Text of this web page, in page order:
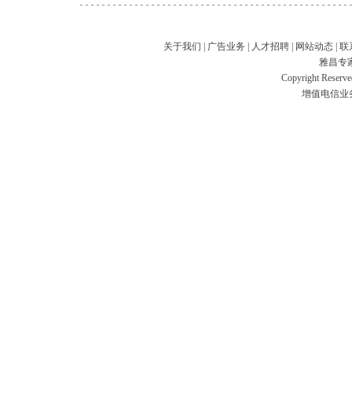
关于我们 广告业务 人才招聘 网站动态 联
雅昌专
Copyright
增值电信